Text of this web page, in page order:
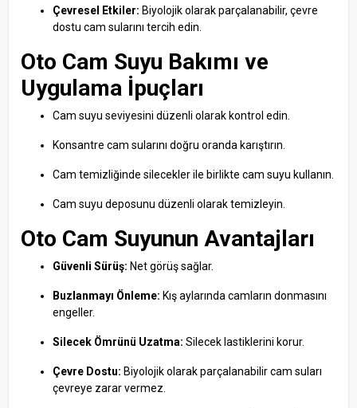
Çevresel Etkiler: Biyolojik olarak parçalanabilir, çevre
dostu cam sularını tercih edin.
Oto Cam Suyu Bakımı ve
Uygulama İpuçları
Cam suyu seviyesini düzenli olarak kontrol edin.
Konsantre cam sularını doğru oranda karıştırın.
Cam temizliğinde silecekler ile birlikte cam suyu kullanın.
Cam suyu deposunu düzenli olarak temizleyin.
Oto Cam Suyunun Avantajları
Güvenli Sürüş: Net görüş sağlar.
Buzlanmayı Önleme: Kış aylarında camların donmasını
engeller.
Silecek Ömrünü Uzatma: Silecek lastiklerini korur.
Çevre Dostu: Biyolojik olarak parçalanabilir cam suları
çevreye zarar vermez.